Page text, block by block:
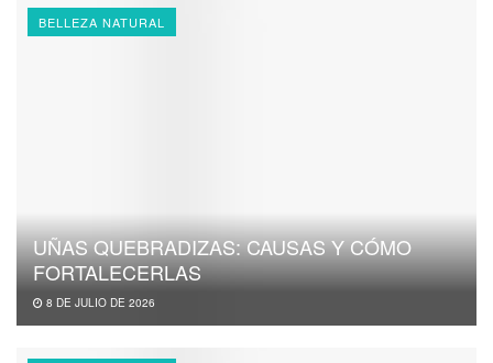
BELLEZA NATURAL
UÑAS QUEBRADIZAS: CAUSAS Y CÓMO
FORTALECERLAS
8 DE JULIO DE 2026